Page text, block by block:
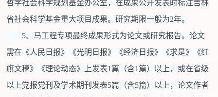
哲学社会科学规划基金办公室，在成果公开发表时标注吉林
省社会科学基金重大项目成果。研究期限一般为2年。
5、马工程专项最终成果形式为论文或研究报告。论文
需在《人民日报》《光明日报》《经济日报》《求是》《红
旗文稿》《理论动态》上发表1篇（含1篇）以上，或在省级
以上党报党刊及学术期刊发表5篇（含5篇）以上，论文作者